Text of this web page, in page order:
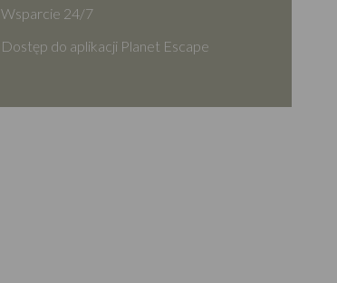
Wsparcie 24/7
Dostęp do aplikacji Planet Escape